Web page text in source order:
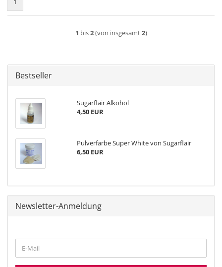
1 bis2(von insgesamt2)
Bestseller
Sugarflair Alkohol
4,50 EUR
Pulverfarbe Super White von Sugarflair
6,50 EUR
Newsletter-Anmeldung
ZUR
NEWSLETTER-
E-
Mail